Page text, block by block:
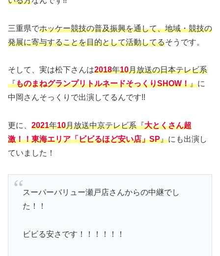
三重県でホッケー競技の普及振興を通して、地域・競技の
発展に寄与することを目的として活動してるそうです。
そして、実は松下さんは2018年10月放送の日本テレビ系
『ものまねグランプリトルネードそっくりSHOW！』に
中岡さんそっくりで出演してるんです!!
更に、 2021年10月放送中京テレビ系『大とくさん超
激！！東海エリア「ビビるほど安い店」SP』にも出演し
ていました！
スーパーバリュー瀬戸店さんからの中継でし
た！！
ビビる安さです！！！！！！